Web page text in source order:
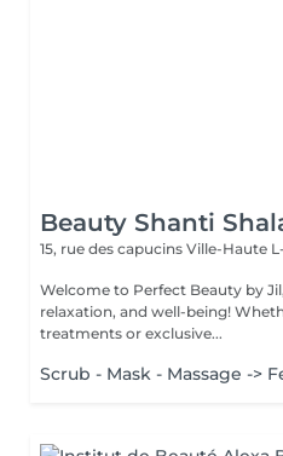
Beauty Shanti
15, rue des capucins Ville-Haute L-
Welcome to Perfect Beauty by
relaxation, and well-being! Whether you're looking for classic
treatments or exclusive...
Scrub - Mask - Massage ->